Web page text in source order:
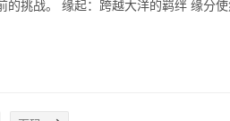
挑战。 缘起：跨越大洋的羁绊 缘分使